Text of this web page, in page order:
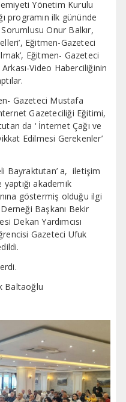
Yönetim Kurulu
programın ilk gününde
Onur Balkır,
Eğitmen-Gazeteci
Eğitmen- Gazeteci
Video Haberciliğinin
Gazeteci Mustafa
Gazeteciliği Eğitimi,
da ‘ İnternet Çağı ve
Edilmesi Gerekenler’
Bayraktutan’ a, iletişim
akademik
göstermiş olduğu ilgi
Başkanı Bekir
Dekan Yardımcısı
Gazeteci Ufuk
Baltaoğlu